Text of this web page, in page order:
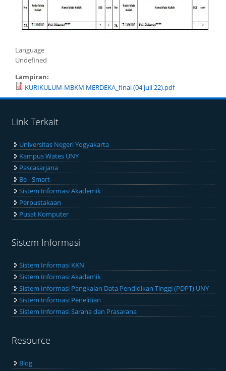
Language
Undefined
Lampiran:
KURIKULUM-MBKM MERDEKA_final (04 juli 22).pdf
Link Terkait
Universitas Negeri Yogyakarta
Kampus Wates UNY
Pascasarjana
Be - Smart
Sistem Informasi Akademik
Perpustakaan
Pusat Komputer
Sistem Informasi
Sistem Informasi KKN
Sistem Informasi Akademik
Sistem Informasi Pangkalan Data Pendidikan Tinggi (PDPT) UNY
Sistem Informasi Penelitian
Sistem Informasi Sarana dan Prasarana
Resource
Blog